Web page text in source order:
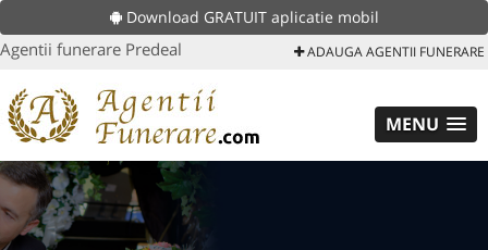
Download GRATUIT aplicatie mobil
Agentii funerare Predeal ADAUGA AGENTII FUNERARE
MENU